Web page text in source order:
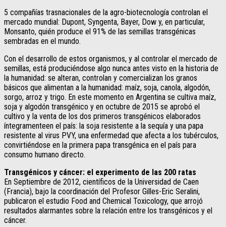
5 compañías trasnacionales de la agro-biotecnología controlan el
mercado mundial: Dupont, Syngenta, Bayer, Dow y, en particular,
Monsanto, quién produce el 91% de las semillas transgénicas
sembradas en el mundo.
Con el desarrollo de estos organismos, y al controlar el mercado de
semillas, está produciéndose algo nunca antes visto en la historia de
la humanidad: se alteran, controlan y comercializan los granos
básicos que alimentan a la humanidad: maíz, soja, canola, algodón,
sorgo, arroz y trigo. En este momento en Argentina se cultiva maíz,
soja y algodón transgénico y en octubre de 2015 se aprobó el
cultivo y la venta de los dos primeros transgénicos elaborados
íntegramenteen el país: la soja resistente a la sequía y una papa
resistente al virus PVY, una enfermedad que afecta a los tubérculos,
convirtiéndose en la primera papa transgénica en el país para
consumo humano directo.
Transgénicos y cáncer: el experimento de las 200 ratas
En Septiembre de 2012, científicos de la Universidad de Caen
(Francia), bajo la coordinación del Profesor Gilles-Eric Seralini,
publicaron el estudio Food and Chemical Toxicology, que arrojó
resultados alarmantes sobre la relación entre los transgénicos y el
cáncer.